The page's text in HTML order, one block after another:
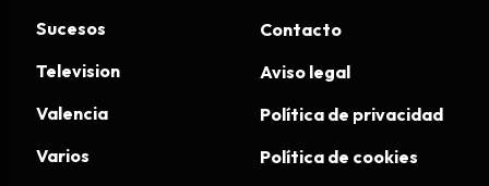
Sucesos
Television
Valencia
Varios
Contacto
Aviso legal
Política de privacidad
Política de cookies